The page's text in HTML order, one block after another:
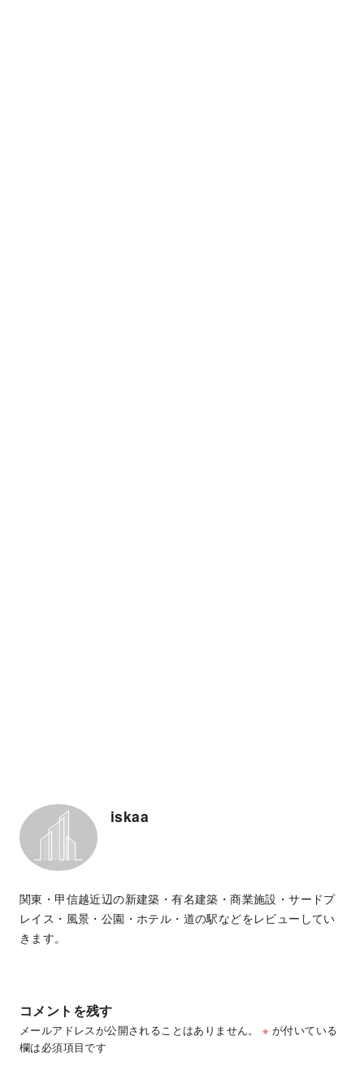
iskaa
関東・甲信越近辺の新建築・有名建築・商業施設・サードプ
レイス・風景・公園・ホテル・道の駅などをレビューしてい
きます。
コメントを残す
メールアドレスが公開されることはありません。 ※ が付いている
欄は必須項目です